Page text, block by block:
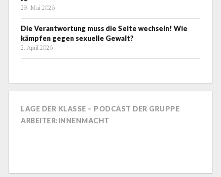
29. Mai 2026
Die Verantwortung muss die Seite wechseln! Wie
kämpfen gegen sexuelle Gewalt?
2. April 2026
LAGE DER KLASSE – PODCAST DER GRUPPE
ARBEITER:INNENMACHT